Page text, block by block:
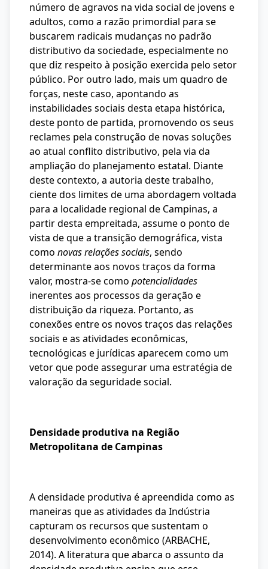
número de agravos na vida social de jovens e
adultos, como a razão primordial para se
buscarem radicais mudanças no padrão
distributivo da sociedade, especialmente no
que diz respeito à posição exercida pelo setor
público. Por outro lado, mais um quadro de
forças, neste caso, apontando as
instabilidades sociais desta etapa histórica,
deste ponto de partida, promovendo os seus
reclames pela construção de novas soluções
ao atual conflito distributivo, pela via da
ampliação do planejamento estatal. Diante
deste contexto, a autoria deste trabalho,
ciente dos limites de uma abordagem voltada
para a localidade regional de Campinas, a
partir desta empreitada, assume o ponto de
vista de que a transição demográfica, vista
como novas relações sociais, sendo
determinante aos novos traços da forma
valor, mostra-se como potencialidades
inerentes aos processos da geração e
distribuição da riqueza. Portanto, as
conexões entre os novos traços das relações
sociais e as atividades econômicas,
tecnológicas e jurídicas aparecem como um
vetor que pode assegurar uma estratégia de
valoração da seguridade social.
Densidade produtiva na Região
Metropolitana de Campinas
A densidade produtiva é apreendida como as
maneiras que as atividades da Indústria
capturam os recursos que sustentam o
desenvolvimento econômico (ARBACHE,
2014). A literatura que abarca o assunto da